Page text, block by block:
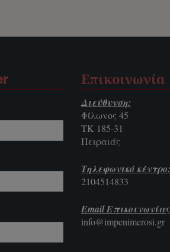
Επικοινωνία
Διεύθυνση:
Φίλωνος 45
ΤΚ 185-31
Πειραιάς
Τηλεφωνικό κέντρο:
2104514833
Email
info@impenimerosi.gr